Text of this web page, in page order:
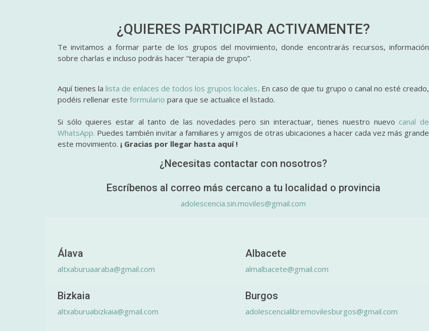
¿QUIERES PARTICIPAR ACTIVAMENTE?
Te invitamos a formar parte de los grupos del movimiento, donde encontrarás recursos, información
sobre charlas e incluso podrás hacer “terapia de grupo”.
Aquí tienes lalista de enlaces de todos los grupos locales. En caso de que tu grupo o canal no esté creado,
podéis rellenar este formulario para que se actualice el listado.
Si sólo quieres estar al tanto de las novedades pero sin interactuar, tienes nuestro nuevo canal de
WhatsApp. Puedes también invitar a familiares y amigos de otras ubicaciones a hacer cada vez más grande
este movimiento. ¡ Gracias por llegar hasta aquí !
¿Necesitas contactar con nosotros?
Escríbenos al correo más cercano a tu localidad o provincia
adolescencia.sin.moviles@gmail.com
Álava
altxaburuaaraba@gmail.com
Albacete
almalbacete@gmail.com
Bizkaia
altxaburuabizkaia@gmail.com
Burgos
adolescencialibremovilesburgos@gmail.com